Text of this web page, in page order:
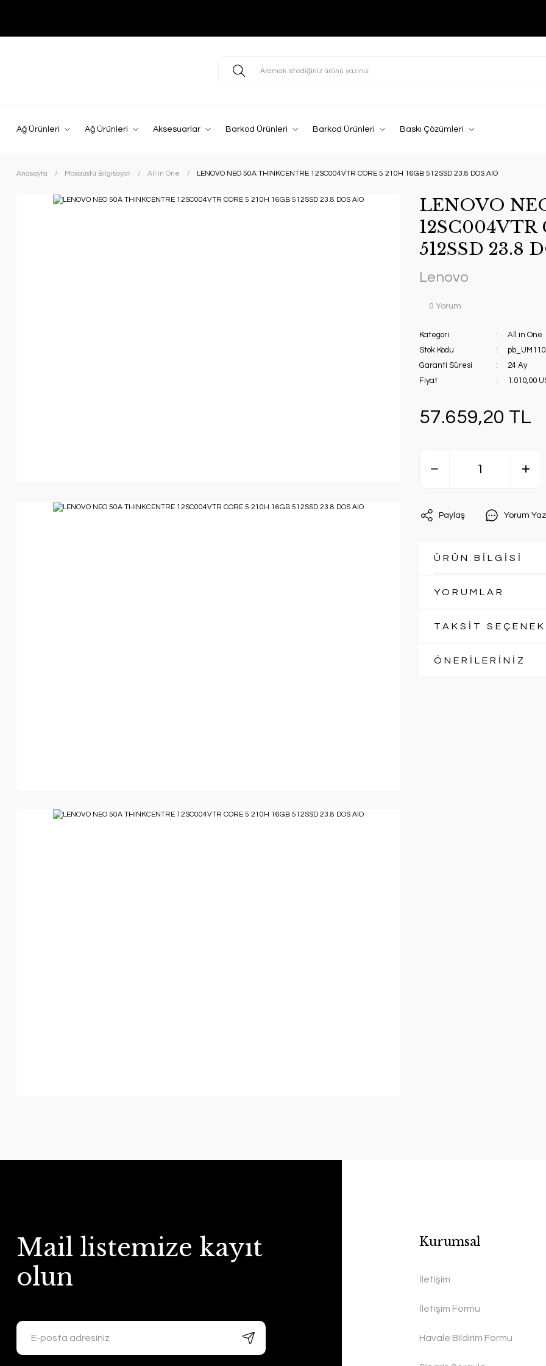
Ağ Ürünleri Ağ Ürünleri Aksesuarlar Barkod Ürünleri Barkod Ürünleri Baskı Çözümleri
Anasayfa Masaüstü Bilgisayar All in One LENOVO NEO 50A THINKCENTRE 12SC004VTR CORE 5 210H 16GB 512SSD 23.8 DOS AIO
LENOVO
12SC004VTR
512SSD 23.8
Lenovo
0 Yorum
Kategori
All in One
Stok Kodu
Garanti Süresi
24 Ay
Fiyat
1.010,00
57.659,20 TL
Paylaş Yorum Yaz
ÜRÜN BİLGİSİ
YORUMLAR
TAKSİT
ÖNERİLERİNİZ
Mail listemize kayıt
olun
Kurumsal
İletişim
İletişim Formu
Havale Bildirim Formu